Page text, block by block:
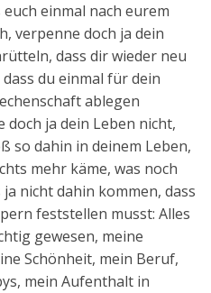
einmal nach eurem
verpenne doch ja dein
dass dir wieder neu
du einmal für dein
ablegen
doch ja dein Leben nicht,
so dahin in deinem Leben,
mehr käme, was noch
nicht dahin kommen, dass
feststellen musst: Alles
gewesen, meine
Schönheit, mein Beruf,
mein Aufenthalt in